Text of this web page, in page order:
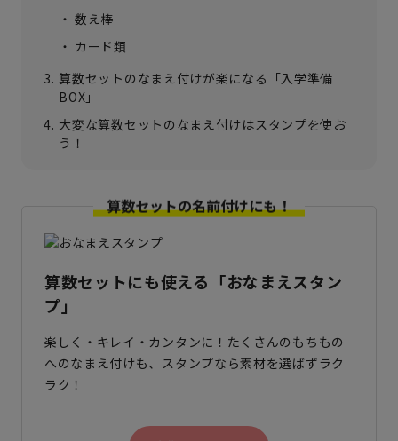
数え棒
カード類
算数セットのなまえ付けが楽になる「入学準備
BOX」
大変な算数セットのなまえ付けはスタンプを使お
う！
算数セットの名前付けにも！
算数セットにも使える「おなまえスタン
プ」
楽しく・キレイ・カンタンに！たくさんのもちもの
へのなまえ付けも、スタンプなら素材を選ばずラク
ラク！